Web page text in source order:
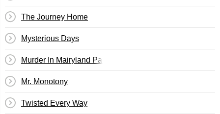
The Journey Home
Mysterious Days
Murder In Mairyland Park
Mr. Monotony
Twisted Every Way